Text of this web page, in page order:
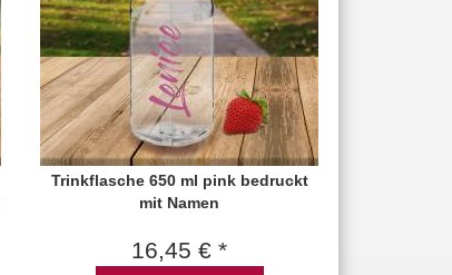
Trinkflasche 650 ml pink bedruckt
mit Namen
16,45 € *